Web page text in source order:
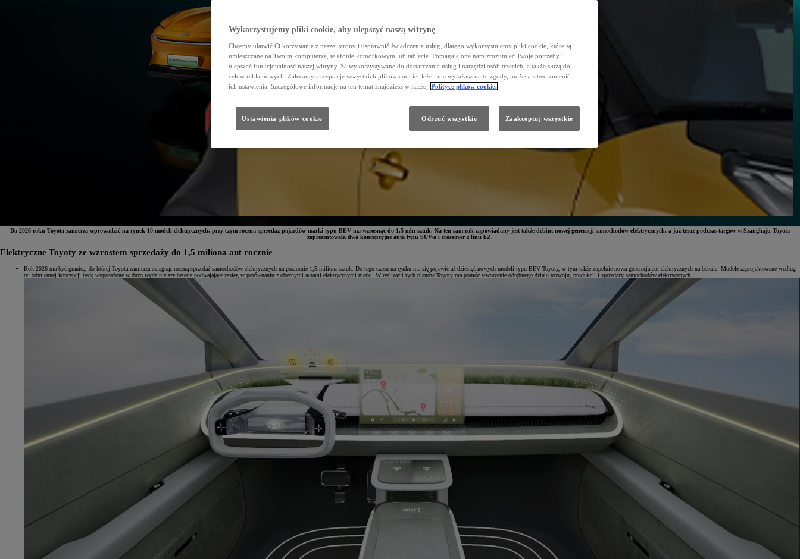
Do 2026 roku Toyota zamierza wprowadzić na rynek 10 modeli elektrycznych, przy czym roczna sprzedaż pojazdów marki typu BEV ma wzrosnąć do 1,5 mln sztuk. Na ten sam rok zapowiadany jest także debiut nowej generacji samochodów elektrycznych, a już teraz podczas targów w Szanghaju Toyota
zaprezentowała dwa koncepcyjne auta typu SUV-a i crossover z linii bZ.
Elektryczne Toyoty ze wzrostem sprzedaży do 1,5 miliona aut rocznie
Rok 2026 ma być granicą, do której Toyota zamierza osiągnąć roczną sprzedaż samochodów elektrycznych na poziomie 1,5 miliona sztuk. Do tego czasu na rynku ma się pojawić aż dziesięć nowych modeli typu BEV Toyoty, w tym także zupełnie nowa generacja aut elektrycznych na baterie. Modele zaprojektowane według
tej odmiennej koncepcji będą wyposażone w dużo wydajniejsze baterie podwajające zasięg w porównaniu z obecnymi autami elektrycznymi marki. W realizacji tych planów Toyoty ma pomóc stworzenie odrębnego działu rozwoju, produkcji i sprzedaży samochodów elektrycznych.
Wykorzystujemy pliki cookie, aby ulepszyć naszą witrynę
Chcemy ułatwić Ci korzystanie z naszej strony i usprawnić świadczenie usług, dlatego wykorzystujemy pliki cookie, które są
umieszczane na Twoim komputerze, telefonie komórkowym lub tablecie. Pomagają one nam zrozumieć Twoje potrzeby i
ulepszać funkcjonalność naszej witryny. Są wykorzystywane do dostarczania usług i narzędzi osób trzecich, a także służą do
celów reklamowych. Zalecamy akceptację wszystkich plików cookie. Jeżeli nie wyrażasz na to zgody, możesz łatwo zmienić
ich ustawienia. Szczegółowe informacje na ten temat znajdziesz w naszej Polityce plików cookie.
Ustawienia plików cookie Odrzuć wszystkie Zaakceptuj wszystkie